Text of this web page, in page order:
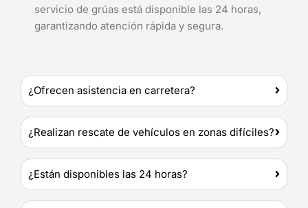
servicio de grúas está disponible las 24 horas,
garantizando atención rápida y segura.
¿Ofrecen asistencia en carretera?
¿Realizan rescate de vehículos en zonas difíciles?
¿Están disponibles las 24 horas?